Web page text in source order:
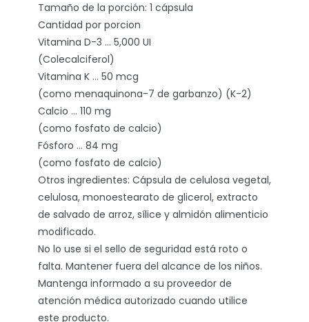
Tamaño de la porción: 1 cápsula
Cantidad por porcion
Vitamina D-3 … 5,000 UI
(Colecalciferol)
Vitamina K … 50 mcg
(como menaquinona-7 de garbanzo) (K-2)
Calcio … 110 mg
(como fosfato de calcio)
Fósforo … 84 mg
(como fosfato de calcio)
Otros ingredientes: Cápsula de celulosa vegetal,
celulosa, monoestearato de glicerol, extracto
de salvado de arroz, sílice y almidón alimenticio
modificado.
No lo use si el sello de seguridad está roto o
falta. Mantener fuera del alcance de los niños.
Mantenga informado a su proveedor de
atención médica autorizado cuando utilice
este producto.